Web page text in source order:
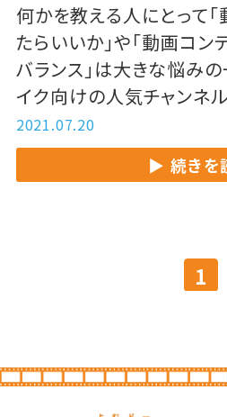
何かを教える人にとって
たらいいか」や「動画コン
バランス」は大きな悩み
イク向けの人気チャンネ
Skill-』を配信する田中さ
し切るつもりで動画配信
された成功の秘訣を紹介
2021.07.20
続きを
1